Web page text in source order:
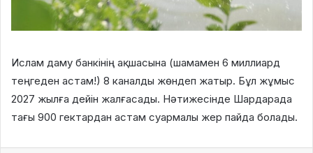
Ислам даму банкінің ақшасына (шамамен 6 миллиард
теңгеден астам!) 8 каналды жөндеп жатыр. Бұл жұмыс
2027 жылға дейін жалғасады. Нәтижесінде Шардарада
тағы 900 гектардан астам суармалы жер пайда болады.